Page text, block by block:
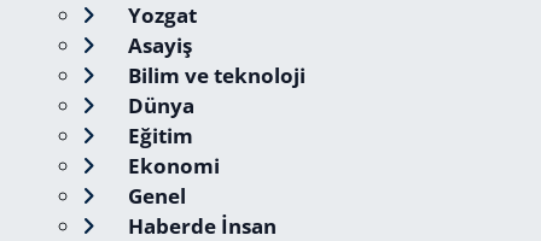
Yozgat
Asayiş
Bilim ve teknoloji
Dünya
Eğitim
Ekonomi
Genel
Haberde İnsan